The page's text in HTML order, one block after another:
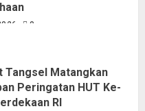
0
Tangsel Matangkan
Peringatan HUT Ke-
RI